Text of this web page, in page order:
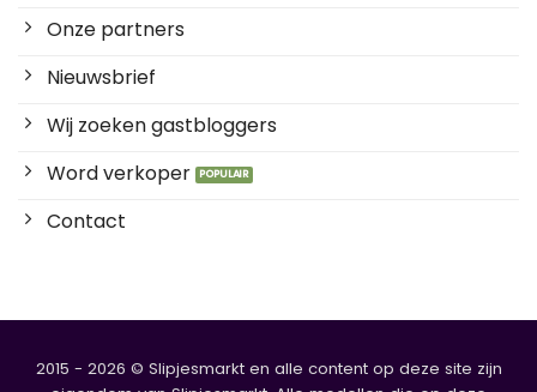
Onze partners
Nieuwsbrief
Wij zoeken gastbloggers
Word verkoper
Contact
2015 - 2026 © Slipjesmarkt en alle content op deze site zijn